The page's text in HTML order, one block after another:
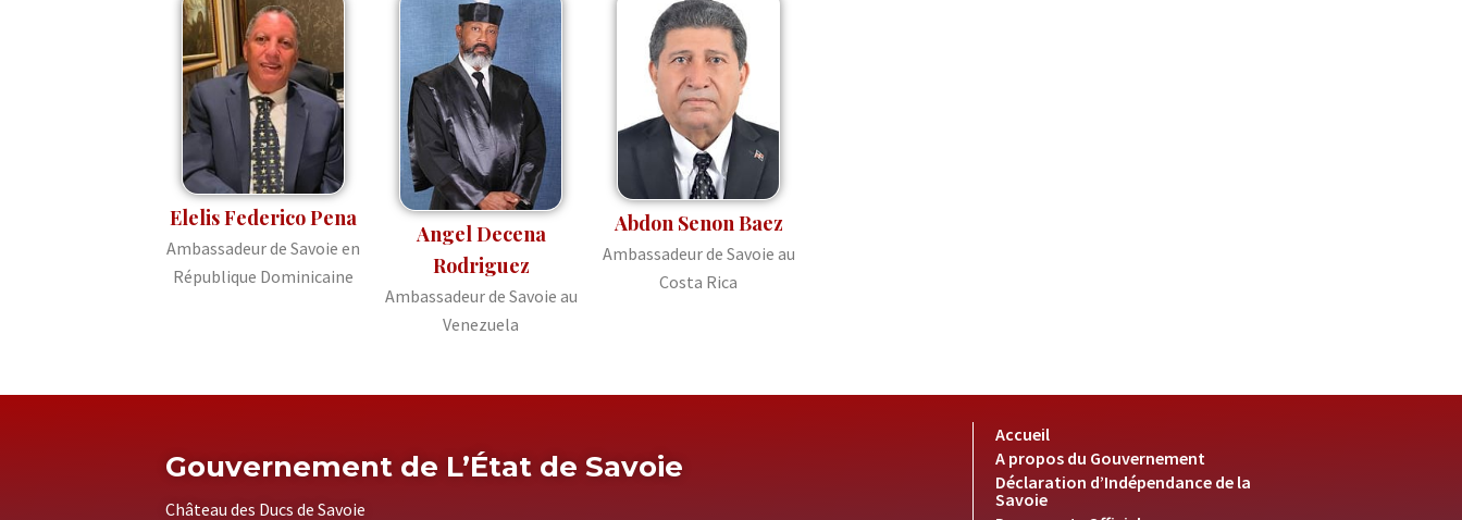
Elelis Federico Pena
Ambassadeur de Savoie en
République Dominicaine
Angel Decena
Rodriguez
Ambassadeur de Savoie au
Venezuela
Abdon Senon Baez
Ambassadeur de Savoie au
Costa Rica
Gouvernement de L’État de Savoie
Château des Ducs de Savoie
Accueil
A propos du Gouvernement
Déclaration d’Indépendance de la
Savoie